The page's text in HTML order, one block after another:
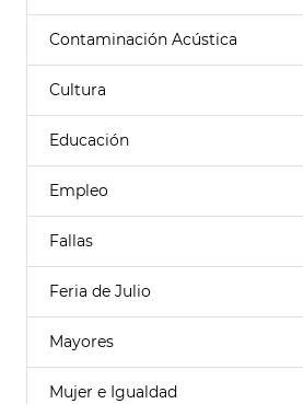
Contaminación Acústica
Cultura
Educación
Empleo
Fallas
Feria de Julio
Mayores
Mujer e Igualdad